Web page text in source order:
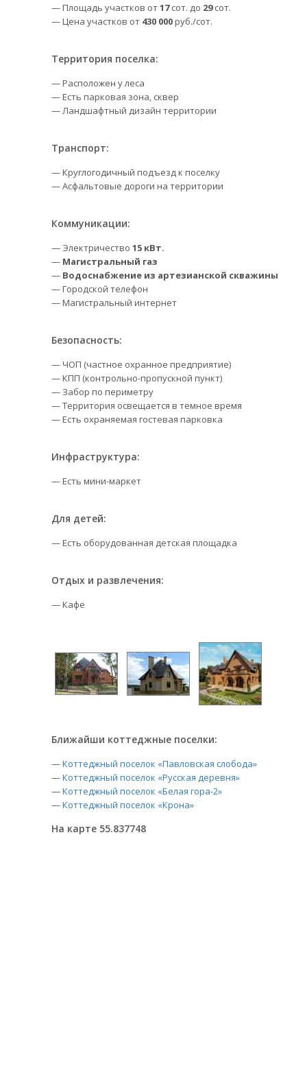
— Площадь участков от17сот. до 29сот.
— Цена участков от 430 000руб./сот.
Территория поселка:
— Расположен у леса
— Есть парковая зона, сквер
— Ландшафтный дизайн территории
Транспорт:
— Круглогодичный подъезд к поселку
— Асфальтовые дороги на территории
Коммуникации:
— Электричество 15 кВт.
— Магистральный газ
— Водоснабжение из артезианской скважины
— Городской телефон
— Магистральный интернет
Безопасность:
— ЧОП (частное охранное предприятие)
— КПП (контрольно-пропускной пункт)
— Забор по периметру
— Территория освещается в темное время
— Есть охраняемая гостевая парковка
Инфраструктура:
— Есть мини-маркет
Для детей:
— Есть оборудованная детская площадка
Отдых и развлечения:
— Кафе
Ближайши коттеджные поселки:
—Коттеджный поселок «Павловская слобода»
—Коттеджный поселок «Русская деревня»
—Коттеджный поселок «Белая гора-2»
—Коттеджный поселок «Крона»
На карте 55.837748